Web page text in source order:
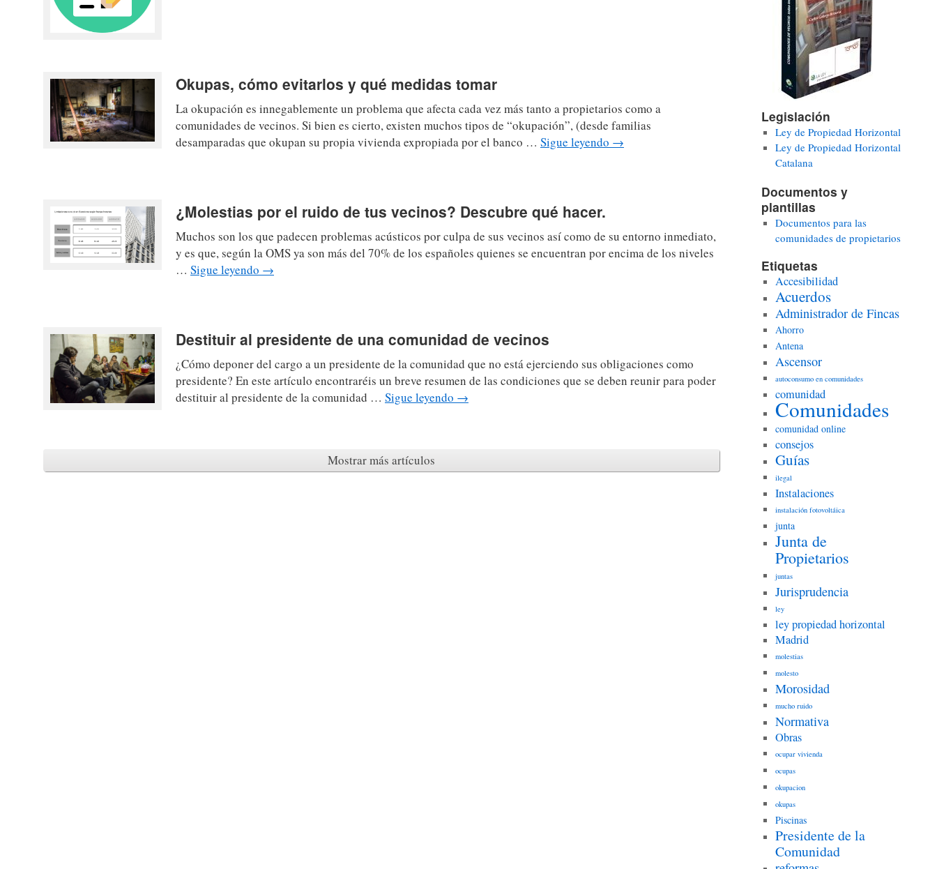
Okupas, cómo evitarlos y qué medidas tomar
La okupación es innegablemente un problema que afecta cada vez más tanto a propietarios como a
comunidades de vecinos. Si bien es cierto, existen muchos tipos de “okupación”, (desde familias
desamparadas que okupan su propia vivienda expropiada por el banco … Sigue leyendo →
¿Molestias por el ruido de tus vecinos? Descubre qué hacer.
Muchos son los que padecen problemas acústicos por culpa de sus vecinos así como de su entorno inmediato,
y es que, según la OMS ya son más del 70% de los españoles quienes se encuentran por encima de los niveles
… Sigue leyendo →
Destituir al presidente de una comunidad de vecinos
¿Cómo deponer del cargo a un presidente de la comunidad que no está ejerciendo sus obligaciones como
presidente? En este artículo encontraréis un breve resumen de las condiciones que se deben reunir para poder
destituir al presidente de la comunidad … Sigue leyendo →
Mostrar más artículos
Legislación
Ley de Propiedad Horizontal
Ley de Propiedad Horizontal
Catalana
Documentos y
plantillas
Documentos para las
comunidades de propietarios
Etiquetas
Accesibilidad
Acuerdos
Administrador de Fincas
Ahorro
Antena
Ascensor
autoconsumo en comunidades
comunidad
Comunidades
comunidad online
consejos
Guías
ilegal
Instalaciones
instalación fotovoltáica
junta
Junta de
Propietarios
juntas
Jurisprudencia
ley
ley propiedad horizontal
Madrid
molestias
molesto
Morosidad
mucho ruido
Normativa
Obras
ocupar vivienda
ocupas
okupacion
okupas
Piscinas
Presidente de la
Comunidad